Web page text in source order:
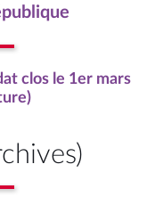
clos le 1er mars